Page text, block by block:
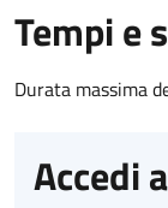
Tempi e
Durata massima
Accedi